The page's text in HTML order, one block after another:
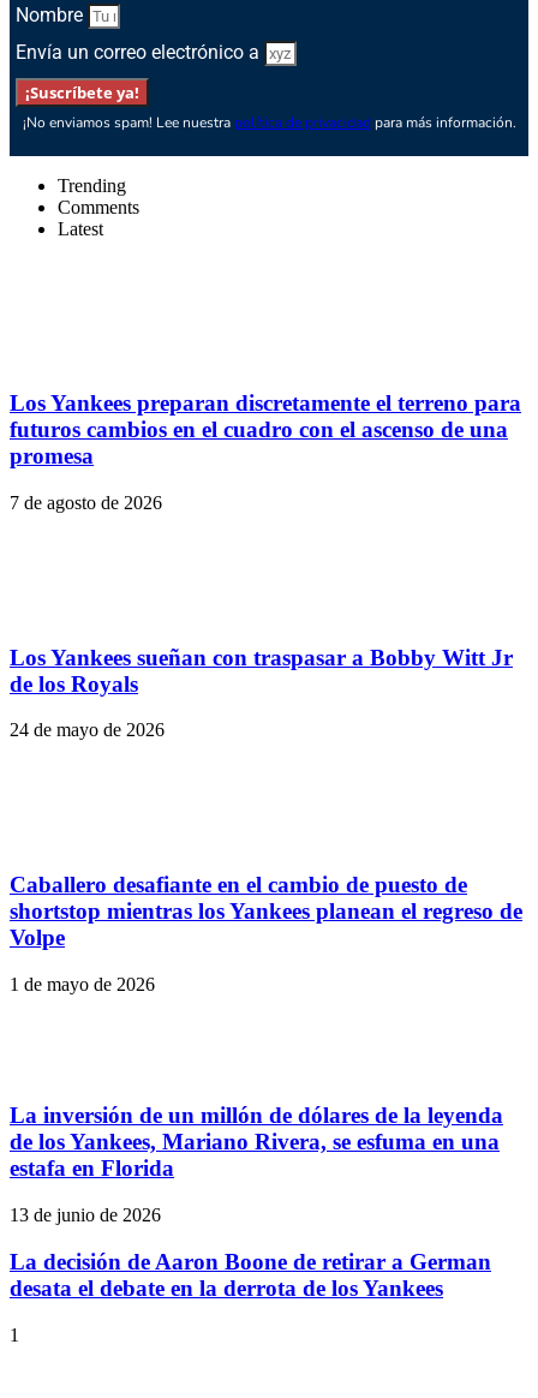
Nombre
Envía un correo electrónico a
¡Suscríbete ya!
¡No enviamos spam! Lee nuestra política de privacidad para más información.
Trending
Comments
Latest
Los Yankees preparan discretamente el terreno para
futuros cambios en el cuadro con el ascenso de una
promesa
7 de agosto de 2026
Los Yankees sueñan con traspasar a Bobby Witt Jr
de los Royals
24 de mayo de 2026
Caballero desafiante en el cambio de puesto de
shortstop mientras los Yankees planean el regreso de
Volpe
1 de mayo de 2026
La inversión de un millón de dólares de la leyenda
de los Yankees, Mariano Rivera, se esfuma en una
estafa en Florida
13 de junio de 2026
La decisión de Aaron Boone de retirar a German
desata el debate en la derrota de los Yankees
1